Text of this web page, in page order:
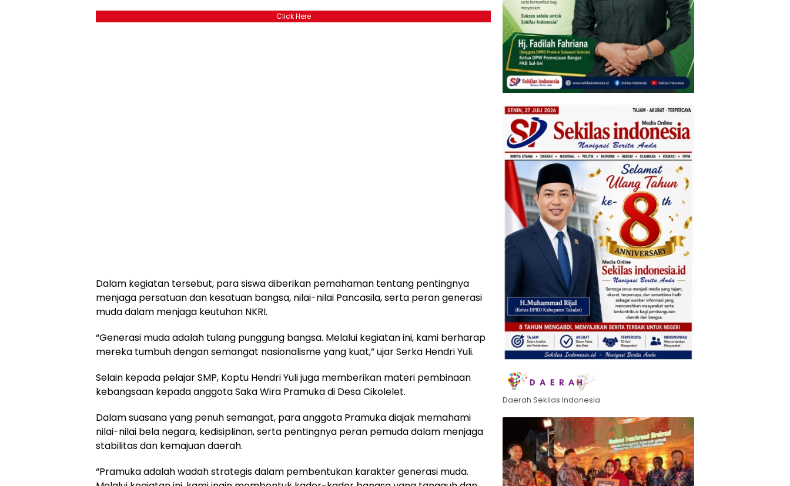
Click Here
Dalam kegiatan tersebut, para siswa diberikan pemahaman tentang pentingnya
menjaga persatuan dan kesatuan bangsa, nilai-nilai Pancasila, serta peran generasi
muda dalam menjaga keutuhan NKRI.
“Generasi muda adalah tulang punggung bangsa. Melalui kegiatan ini, kami berharap
mereka tumbuh dengan semangat nasionalisme yang kuat,” ujar Serka Hendri Yuli.
Selain kepada pelajar SMP, Koptu Hendri Yuli juga memberikan materi pembinaan
kebangsaan kepada anggota Saka Wira Pramuka di Desa Cikolelet.
Dalam suasana yang penuh semangat, para anggota Pramuka diajak memahami
nilai-nilai bela negara, kedisiplinan, serta pentingnya peran pemuda dalam menjaga
stabilitas dan kemajuan daerah.
“Pramuka adalah wadah strategis dalam pembentukan karakter generasi muda.
Daerah Sekilas Indonesia